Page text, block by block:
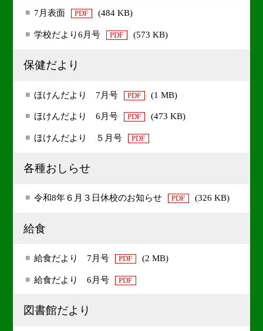
7月表面 PDF (484 KB)
学校だより6月号 PDF (573 KB)
保健だより
ほけんだより 7月号 PDF (1 MB)
ほけんだより 6月号 PDF (473 KB)
ほけんだより ５月号 PDF
各種おしらせ
令和8年６月３日休校のお知らせ PDF (326 KB)
給食
給食だより 7月号 PDF (2 MB)
給食だより 6月号 PDF
図書館だより